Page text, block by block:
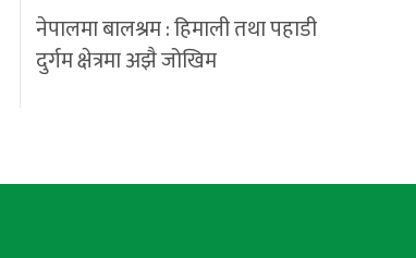
नेपालमा बालश्रम : हिमाली तथा पहाडी
दुर्गम क्षेत्रमा अझै जोखिम